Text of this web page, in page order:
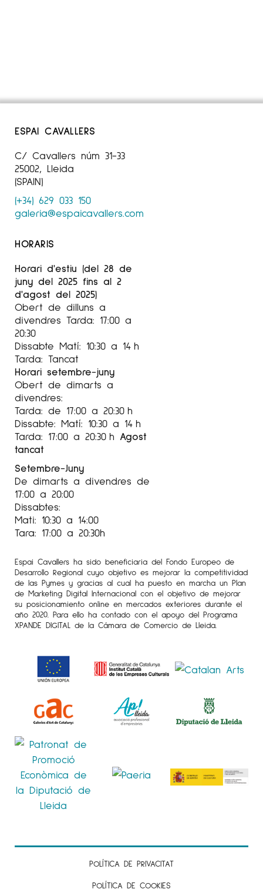
ESPAI CAVALLERS
C/ Cavallers núm 31-33
25002, Lleida
(SPAIN)
(+34) 629 033 150
galeria@espaicavallers.com
HORARIS
Horari d'estiu (del 28 de
juny del 2025 fins al 2
d'agost del 2025)
Obert de dilluns a
divendres Tarda: 17:00 a
20:30
Dissabte Matí: 10:30 a 14 h
Tarda: Tancat
Horari setembre-juny
Obert de dimarts a
divendres:
Tarda: de 17:00 a 20:30 h
Dissabte: Matí: 10:30 a 14 h
Tarda: 17:00 a 20:30 h Agost
tancat
Setembre-Juny
De dimarts a divendres de
17:00 a 20:00
Dissabtes:
Mati: 10:30 a 14:00
Tara: 17:00 a 20:30h
Espai Cavallers ha sido beneficiaria del Fondo Europeo de
Desarrollo Regional cuyo objetivo es mejorar la competitividad
de las Pymes y gracias al cual ha puesto en marcha un Plan
de Marketing Digital Internacional con el objetivo de mejorar
su posicionamiento online en mercados exteriores durante el
año 2020. Para ello ha contado con el apoyo del Programa
XPANDE DIGITAL de la Cámara de Comercio de Lleida.
POLÍTICA DE PRIVACITAT
POLÍTICA DE COOKIES